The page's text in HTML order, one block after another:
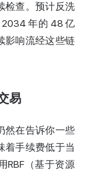
检查。预计反洗
年的 48 亿
影响流经这些链
易
然在告诉你一些
着手续费低于当
RBF（基于资源